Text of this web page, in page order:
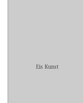
Eis Kunst